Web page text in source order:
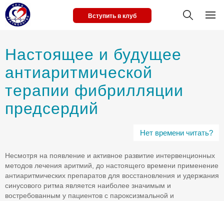
Вступить в клуб
Настоящее и будущее
антиаритмической
терапии фибрилляции
предсердий
Нет времени читать?
Несмотря на появление и активное развитие интервенционных
методов лечения аритмий, до настоящего времени применение
антиаритмических препаратов для восстановления и удержания
синусового ритма является наиболее значимым и
востребованным у пациентов с пароксизмальной и